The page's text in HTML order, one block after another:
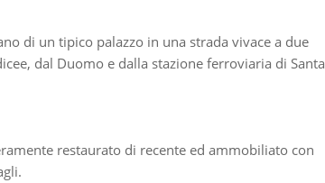
di un tipico palazzo in una strada vivace a due
dal Duomo e dalla stazione ferroviaria di Santa
restaurato di recente ed ammobiliato con